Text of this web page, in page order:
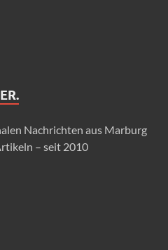
Nachrichten aus Marburg
– seit 2010